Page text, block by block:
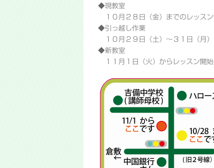
◆現教室
１０月２８日（金）までのレッスン
◆引っ越し作業
１０月２９日（土）～３１日（月）
◆新教室
１１月１日（火）からレッスン開始